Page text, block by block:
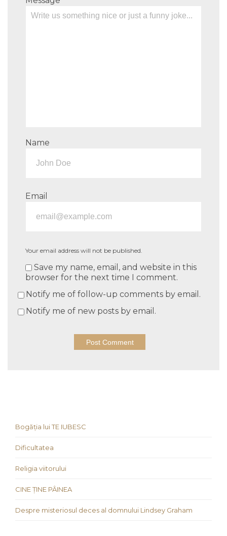
Name
Email
Your email address will not be published.
Save my name, email, and website in this
browser for the next time I comment.
Notify me of follow-up comments by email.
Notify me of new posts by email.
Bogăția lui TE IUBESC
Dificultatea
Religia viitorului
CINE ȚINE PÂINEA
Despre misteriosul deces al domnului Lindsey Graham